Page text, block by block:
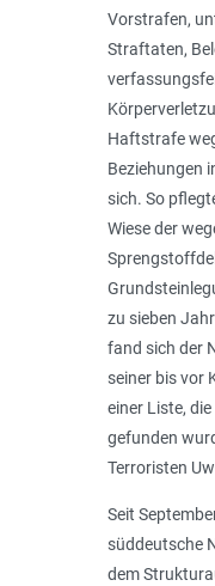
Vorstrafen,
Straftaten,
Haftstrafe
Beziehungen
sich. So
Wiese der
zu sieben
fand sich der
seiner bis vor
einer Liste,
gefunden
Terroristen
Seit
süddeutsche
dem